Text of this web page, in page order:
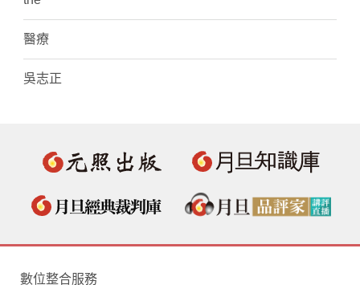
醫療
吳志正
數位整合服務